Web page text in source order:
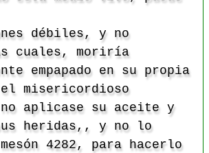
débiles, y no
cuales, moriría
empapado en su propia
misericordioso
no aplicase su aceite y
heridas,, y no lo
4282, para hacerlo